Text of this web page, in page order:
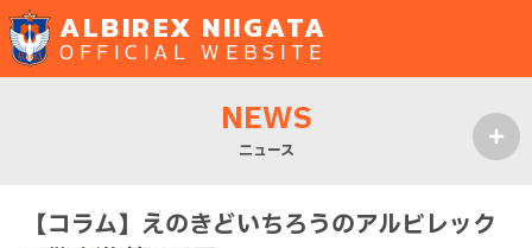
ALBIREX NIIGATA
OFFICIAL WEBSITE
NEWS
ニュース
【コラム】えのきどいちろうのアルビレック